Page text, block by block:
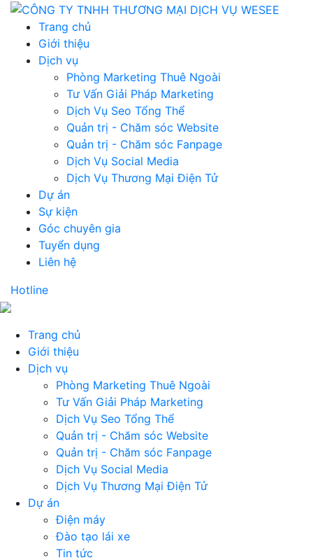
Trang chủ
Giới thiệu
Dịch vụ
Phòng Marketing Thuê Ngoài
Tư Vấn Giải Pháp Marketing
Dịch Vụ Seo Tổng Thể
Quản trị - Chăm sóc Website
Quản trị - Chăm sóc Fanpage
Dịch Vụ Social Media
Dịch Vụ Thương Mại Điện Tử
Dự án
Sự kiện
Góc chuyên gia
Tuyển dụng
Liên hệ
Hotline
Trang chủ
Giới thiệu
Dịch vụ
Phòng Marketing Thuê Ngoài
Tư Vấn Giải Pháp Marketing
Dịch Vụ Seo Tổng Thể
Quản trị - Chăm sóc Website
Quản trị - Chăm sóc Fanpage
Dịch Vụ Social Media
Dịch Vụ Thương Mại Điện Tử
Dự án
Điện máy
Đào tạo lái xe
Tin tức